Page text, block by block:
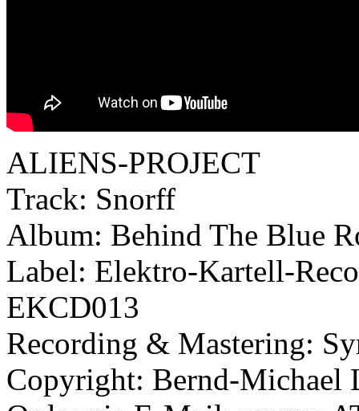
ALIENS-PROJECT
Track: Snorff
Album: Behind The Blue
Label: Elektro-Kartell-
EKCD013
Recording & Mastering:
Copyright: Bernd-Michael